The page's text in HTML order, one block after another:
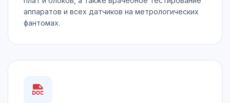
аппаратов и всех датчиков на метрологических
фантомах.